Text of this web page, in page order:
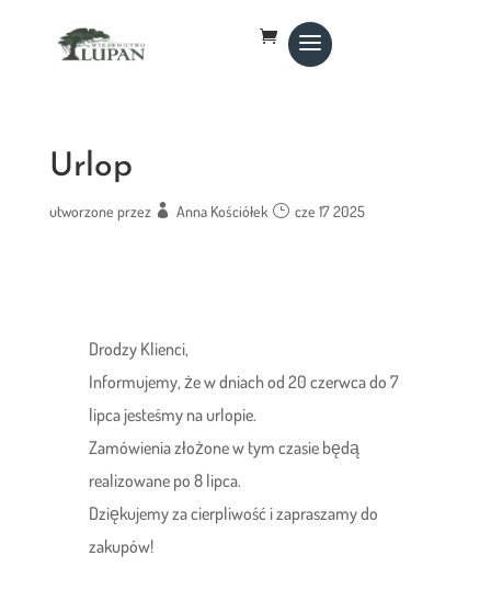
Urlop
utworzone przez Anna Kościółek cze 17 2025
Drodzy Klienci,
Informujemy, że w dniach od 20 czerwca do 7
lipca jesteśmy na urlopie.
Zamówienia złożone w tym czasie będą
realizowane po 8 lipca.
Dziękujemy za cierpliwość i zapraszamy do
zakupów!